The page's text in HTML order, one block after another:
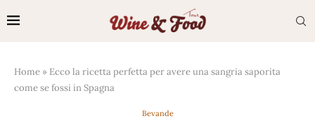
Home » Ecco la ricetta perfetta per avere una sangria saporita
come se fossi in Spagna
Bevande